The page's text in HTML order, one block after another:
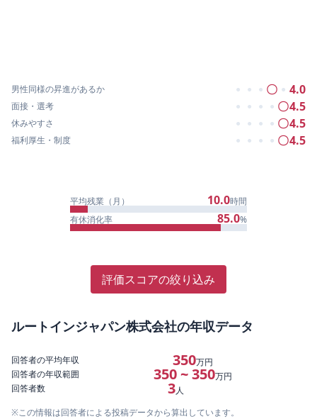
男性同様の昇進があるか ● ● ● 〇 ● 4.0
面接・選考 ● ● ● ● 〇4.5
休みやすさ ● ● ● ● 〇4.5
福利厚生・制度 ● ● ● ● 〇4.5
平均残業（月） 10.0時間
有休消化率
85.0%
評価スコアの絞り込み
ルートインジャパン株式会社の年収データ
回答者の平均年収 350万円
回答者の年収範囲
350 ~ 350万円
回答者数
3人
※この情報は回答者による投稿データから算出しています。